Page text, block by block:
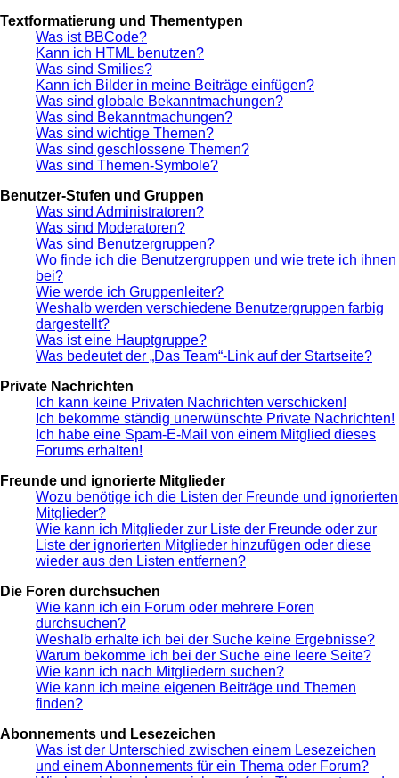
Textformatierung und Thementypen
Was ist BBCode?
Kann ich HTML benutzen?
Was sind Smilies?
Kann ich Bilder in meine Beiträge einfügen?
Was sind globale Bekanntmachungen?
Was sind Bekanntmachungen?
Was sind wichtige Themen?
Was sind geschlossene Themen?
Was sind Themen-Symbole?
Benutzer-Stufen und Gruppen
Was sind Administratoren?
Was sind Moderatoren?
Was sind Benutzergruppen?
Wo finde ich die Benutzergruppen und wie trete ich ihnen
bei?
Wie werde ich Gruppenleiter?
Weshalb werden verschiedene Benutzergruppen farbig
dargestellt?
Was ist eine Hauptgruppe?
Was bedeutet der „Das Team“-Link auf der Startseite?
Private Nachrichten
Ich kann keine Privaten Nachrichten verschicken!
Ich bekomme ständig unerwünschte Private Nachrichten!
Ich habe eine Spam-E-Mail von einem Mitglied dieses
Forums erhalten!
Freunde und ignorierte Mitglieder
Wozu benötige ich die Listen der Freunde und ignorierten
Mitglieder?
Wie kann ich Mitglieder zur Liste der Freunde oder zur
Liste der ignorierten Mitglieder hinzufügen oder diese
wieder aus den Listen entfernen?
Die Foren durchsuchen
Wie kann ich ein Forum oder mehrere Foren
durchsuchen?
Weshalb erhalte ich bei der Suche keine Ergebnisse?
Warum bekomme ich bei der Suche eine leere Seite?
Wie kann ich nach Mitgliedern suchen?
Wie kann ich meine eigenen Beiträge und Themen
finden?
Abonnements und Lesezeichen
Was ist der Unterschied zwischen einem Lesezeichen
und einem Abonnements für ein Thema oder Forum?